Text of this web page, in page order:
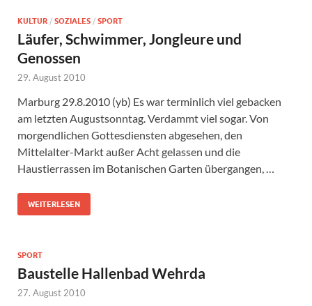
KULTUR / SOZIALES / SPORT
Läufer, Schwimmer, Jongleure und
Genossen
29. August 2010
Marburg 29.8.2010 (yb) Es war terminlich viel gebacken
am letzten Augustsonntag. Verdammt viel sogar. Von
morgendlichen Gottesdiensten abgesehen, den
Mittelalter-Markt außer Acht gelassen und die
Haustierrassen im Botanischen Garten übergangen, …
WEITERLESEN
SPORT
Baustelle Hallenbad Wehrda
27. August 2010